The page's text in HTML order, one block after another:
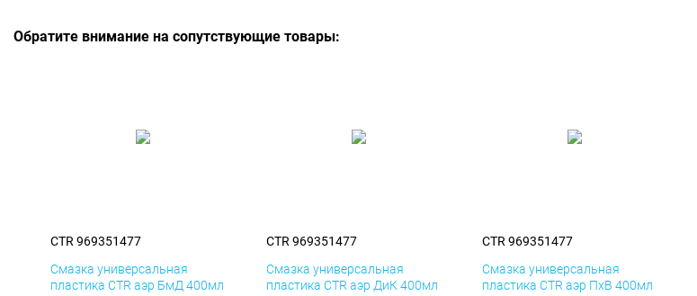
Обратите внимание на сопутствующие товары:
CTR 969351477
Смазка универсальная
пластика CTR аэр БмД 400мл
CTR 969351477
Смазка универсальная
пластика CTR аэр ДиК 400мл
CTR 969351477
Смазка универсальная
пластика CTR аэр ПхВ 400мл